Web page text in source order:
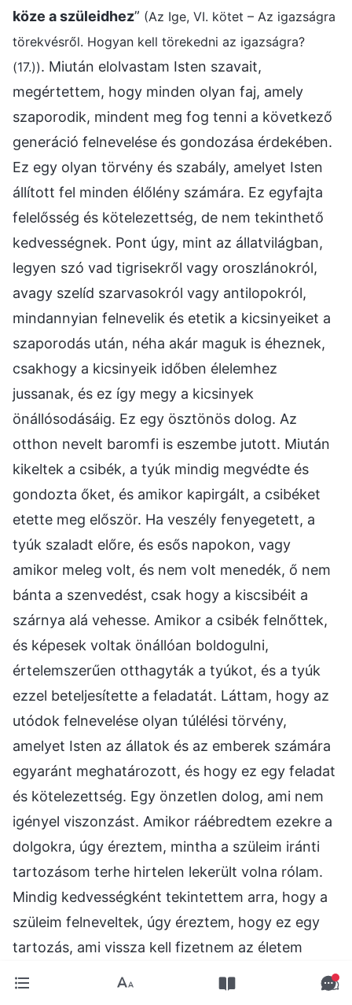
köze a szüleidhez” (Az Ige, VI. kötet – Az igazságra
törekvésről. Hogyan kell törekedni az igazságra?
(17.)). Miután elolvastam Isten szavait,
megértettem, hogy minden olyan faj, amely
szaporodik, mindent meg fog tenni a következő
generáció felnevelése és gondozása érdekében.
Ez egy olyan törvény és szabály, amelyet Isten
állított fel minden élőlény számára. Ez egyfajta
felelősség és kötelezettség, de nem tekinthető
kedvességnek. Pont úgy, mint az állatvilágban,
legyen szó vad tigrisekről vagy oroszlánokról,
avagy szelíd szarvasokról vagy antilopokról,
mindannyian felnevelik és etetik a kicsinyeiket a
szaporodás után, néha akár maguk is éheznek,
csakhogy a kicsinyeik időben élelemhez
jussanak, és ez így megy a kicsinyek
önállósodásáig. Ez egy ösztönös dolog. Az
otthon nevelt baromfi is eszembe jutott. Miután
kikeltek a csibék, a tyúk mindig megvédte és
gondozta őket, és amikor kapirgált, a csibéket
etette meg először. Ha veszély fenyegetett, a
tyúk szaladt előre, és esős napokon, vagy
amikor meleg volt, és nem volt menedék, ő nem
bánta a szenvedést, csak hogy a kiscsibéit a
szárnya alá vehesse. Amikor a csibék felnőttek,
és képesek voltak önállóan boldogulni,
értelemszerűen otthagyták a tyúkot, és a tyúk
ezzel beteljesítette a feladatát. Láttam, hogy az
utódok felnevelése olyan túlélési törvény,
amelyet Isten az állatok és az emberek számára
egyaránt meghatározott, és hogy ez egy feladat
és kötelezettség. Egy önzetlen dolog, ami nem
igényel viszonzást. Amikor ráébredtem ezekre a
dolgokra, úgy éreztem, mintha a szüleim iránti
tartozásom terhe hirtelen lekerült volna rólam.
Mindig kedvességként tekintettem arra, hogy a
szüleim felneveltek, úgy éreztem, hogy ez egy
tartozás, ami vissza kell fizetnem az életem
során. Ez nagyon nyomasztott, kimerültséget és